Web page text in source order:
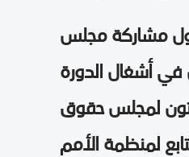
مشاركة مجلس
في أشغال الدورة
لمجلس حقوق
لمنظمة الأمم